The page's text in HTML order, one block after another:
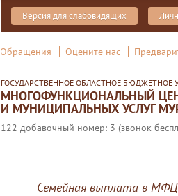
Версия для слабовидящих
Обращения Оцените нас
ГОСУДАРСТВЕННОЕ ОБЛАСТНОЕ БЮДЖЕТНОЕ
МНОГОФУНКЦИОНАЛЬНЫЙ
И МУНИЦИПАЛЬНЫХ УСЛУГ
122 добавочный номер: 3 (звонок
Семейная выплата в МФЦ